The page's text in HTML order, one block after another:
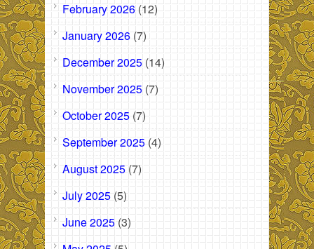
February 2026 (12)
January 2026 (7)
December 2025 (14)
November 2025 (7)
October 2025 (7)
September 2025 (4)
August 2025 (7)
July 2025 (5)
June 2025 (3)